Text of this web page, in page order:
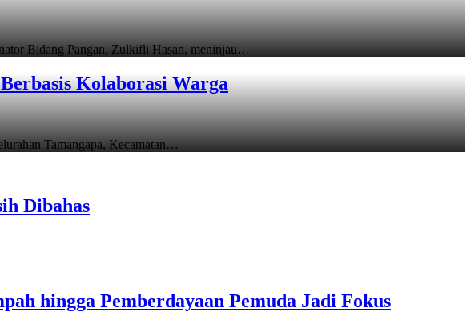
Bidang Pangan, Zulkifli Hasan, meninjau…
Kolaborasi Warga
Tamangapa, Kecamatan…
Dibahas
hingga Pemberdayaan Pemuda Jadi Fokus